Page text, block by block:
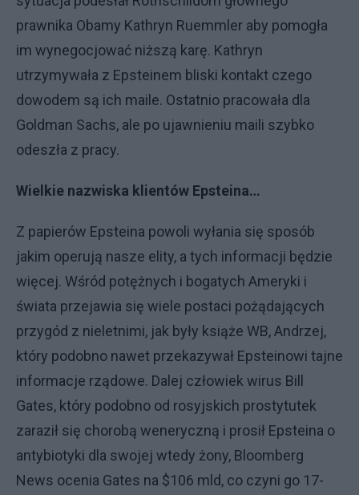
prawnika Obamy Kathryn Ruemmler aby pomogła
im wynegocjować niższą karę. Kathryn
utrzymywała z Epsteinem bliski kontakt czego
dowodem są ich maile. Ostatnio pracowała dla
Goldman Sachs, ale po ujawnieniu maili szybko
odeszła z pracy.
Wielkie nazwiska klientów Epsteina…
Z papierów Epsteina powoli wyłania się sposób
jakim operują nasze elity, a tych informacji będzie
więcej. Wśród potężnych i bogatych Ameryki i
świata przejawia się wiele postaci pożądających
przygód z nieletnimi, jak były książe WB, Andrzej,
który podobno nawet przekazywał Epsteinowi tajne
informacje rządowe. Dalej człowiek wirus Bill
Gates, który podobno od rosyjskich prostytutek
zaraził się chorobą weneryczną i prosił Epsteina o
antybiotyki dla swojej wtedy żony, Bloomberg
News ocenia Gates na $106 mld, co czyni go 17-